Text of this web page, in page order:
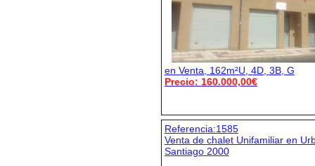
en Venta, 162m²U, 4D, 3B, G
Precio: 160.000,00€
Referencia:1585
Venta de chalet Unifamiliar en
Santiago 2000